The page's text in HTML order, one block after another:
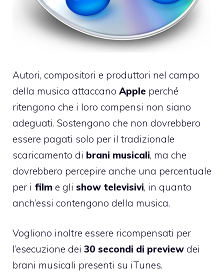
Autori, compositori e produttori nel campo
della musica attaccano Apple perché
ritengono che i loro compensi non siano
adeguati. Sostengono che non dovrebbero
essere pagati solo per il tradizionale
scaricamento di brani musicali, ma che
dovrebbero percepire anche una percentuale
per i film e gli show televisivi, in quanto
anch’essi contengono della musica.
Vogliono inoltre essere ricompensati per
l’esecuzione dei 30 secondi di preview dei
brani musicali presenti su iTunes.